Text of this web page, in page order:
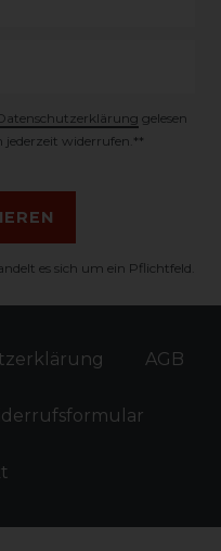
gelesen
widerrufen.**
es sich um ein Pflichtfeld.
AGB